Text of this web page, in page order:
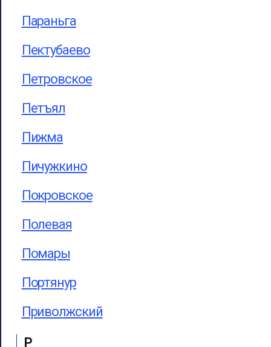
Параньга
Пектубаево
Петровское
Петъял
Пижма
Пичужкино
Покровское
Полевая
Помары
Портянур
Приволжский
Р